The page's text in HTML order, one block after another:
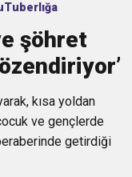
KEZ
şöhret
kısa yoldan
ve gençlerde
getirdiği